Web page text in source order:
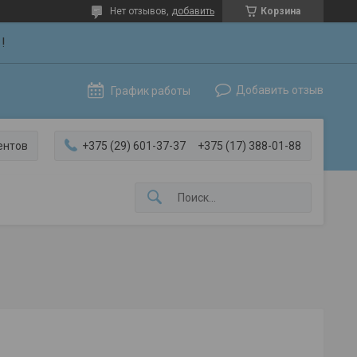
Корзина
Нет отзывов, добавить
График работы Добавить отзыв
+375 (29) 601-37-37 +375 (17) 388-01-88